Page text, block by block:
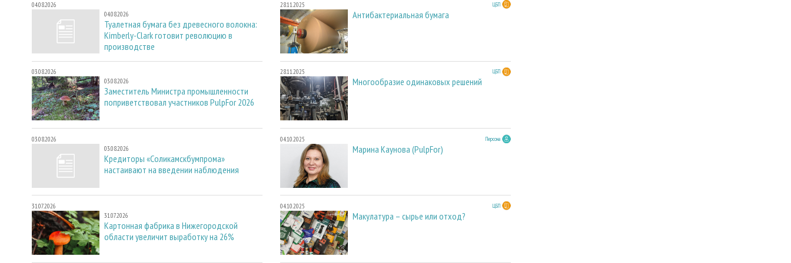
04.08.2026
04.08.2026
Туалетная бумага без древесного волокна:
Kimberly-Clark готовит революцию в
производстве
03.08.2026
03.08.2026
Заместитель Министра промышленности
поприветствовал участников PulpFor 2026
03.08.2026
03.08.2026
Кредиторы «Соликамскбумпрома»
настаивают на введении наблюдения
31.07.2026
31.07.2026
Картонная фабрика в Нижегородской
области увеличит выработку на 26%
28.11.2025 ЦБП
Антибактериальная бумага
28.11.2025 ЦБП
Многообразие одинаковых решений
04.10.2025 Персона
Марина Каунова (PulpFor)
04.10.2025 ЦБП
Макулатура – сырье или отход?